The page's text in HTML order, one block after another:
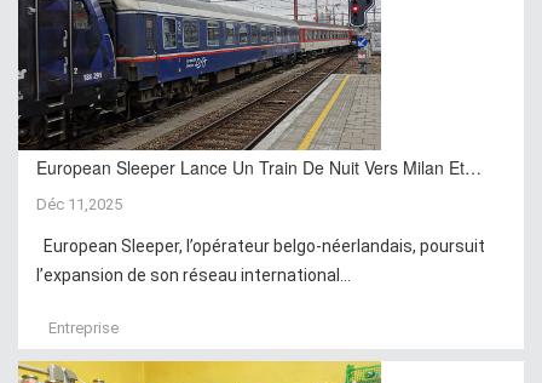
European Sleeper Lance Un Train De Nuit Vers Milan Et…
Déc 11,2025
European Sleeper, l’opérateur belgo-néerlandais, poursuit
l’expansion de son réseau international...
Entreprise